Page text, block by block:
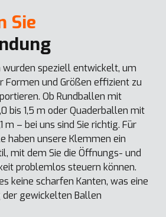
Sie
speziell entwickelt, um
Formen und Größen effizient zu
Ob Rundballen mit
bis 1,5 m oder Quaderballen mit
m – bei uns sind Sie richtig. Für
haben unsere Klemmen ein
mit dem Sie die Öffnungs- und
problemlos steuern können.
keine scharfen Kanten, was eine
der gewickelten Ballen